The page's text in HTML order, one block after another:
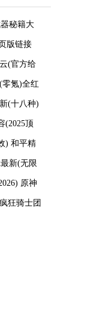
秘籍大
版链接
(官方给
零氪)全红
(十八种)
(2025顶
) 和平精
新(无限
原神
狂骑士团